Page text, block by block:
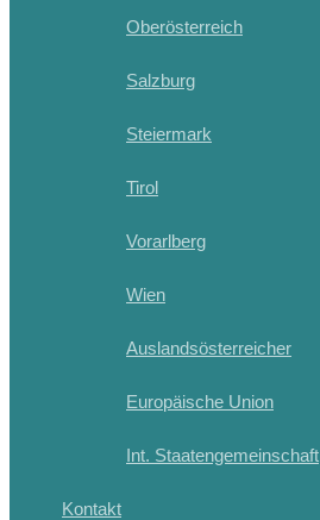
Oberösterreich
Salzburg
Steiermark
Tirol
Vorarlberg
Wien
Auslandsösterreicher
Europäische Union
Int. Staatengemeinschaft
Kontakt